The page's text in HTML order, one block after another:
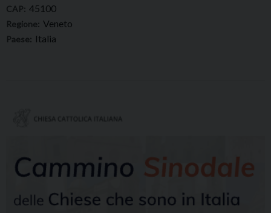
CAP: 45100
Regione: Veneto
Paese: Italia